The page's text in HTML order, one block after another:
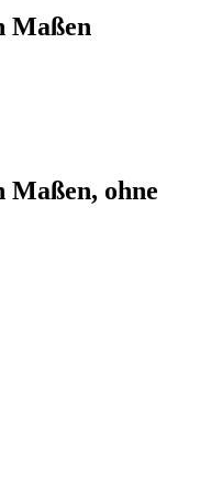
Maßen
Maßen, ohne